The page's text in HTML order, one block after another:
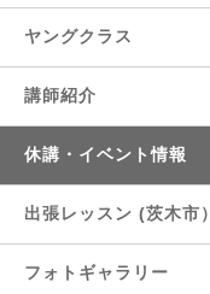
ヤングクラス
講師紹介
休講・イベント情報
出張レッスン (茨木市）
フォトギャラリー